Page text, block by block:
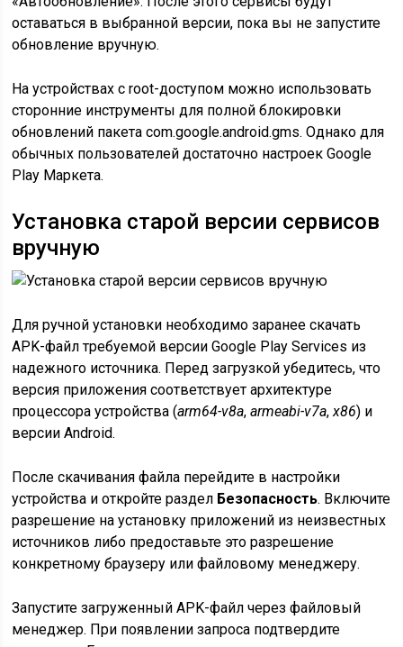
оставаться в выбранной версии, пока вы не запустите
обновление вручную.
На устройствах с root-доступом можно использовать
сторонние инструменты для полной блокировки
обновлений пакета com.google.android.gms. Однако для
обычных пользователей достаточно настроек Google
Play Маркета.
Установка старой версии сервисов
вручную
Для ручной установки необходимо заранее скачать
APK-файл требуемой версии Google Play Services из
надежного источника. Перед загрузкой убедитесь, что
версия приложения соответствует архитектуре
процессора устройства (arm64-v8a,armeabi-v7a,x86) и
версии Android.
После скачивания файла перейдите в настройки
устройства и откройте раздел Безопасность. Включите
разрешение на установку приложений из неизвестных
источников либо предоставьте это разрешение
конкретному браузеру или файловому менеджеру.
Запустите загруженный APK-файл через файловый
менеджер. При появлении запроса подтвердите